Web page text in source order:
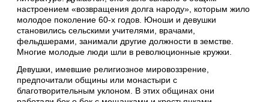
настроением «возвращения долга народу», которым жило
молодое поколение 60-х годов. Юноши и девушки
становились сельскими учителями, врачами,
фельдшерами, занимали другие должности в земстве.
Многие молодые люди шли в революционные кружки.
Девушки, имевшие религиозное мировоззрение,
предпочитали общины или монастыри с
благотворительным уклоном. В этих общинах они